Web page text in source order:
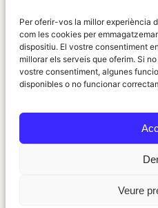
Per oferir-vos la millor experiència
com les cookies per
dispositiu. El vostre consentiment
millorar els serveis que oferim. Si
vostre consentiment, algunes
disponibles o no funcionar
Veure
Política
Societat
Tendències
elRidaura.com